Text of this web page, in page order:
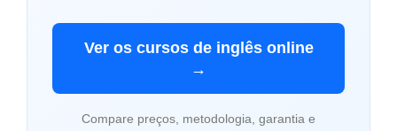
Ver os cursos de inglês online
→
Compare preços, metodologia, garantia e